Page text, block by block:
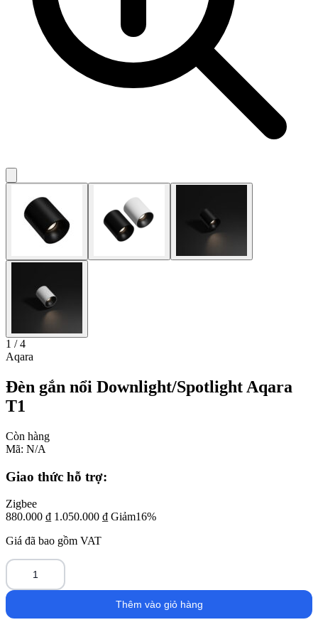
1 / 4
Aqara
Đèn gắn nổi Downlight/Spotlight Aqara
T1
Còn hàng
Mã: N/A
Giao thức hỗ trợ:
Zigbee
880.000 ₫ 1.050.000 ₫ Giảm16%
Giá đã bao gồm VAT
gắn
Downlight/Spotlight
Thêm vào giỏ hàng